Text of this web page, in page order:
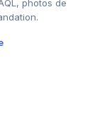
photos de